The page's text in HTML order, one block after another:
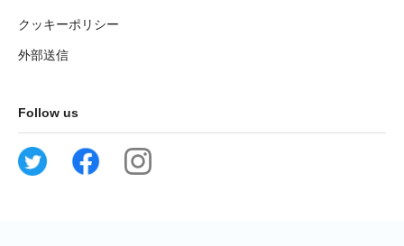
クッキーポリシー
外部送信
Follow us